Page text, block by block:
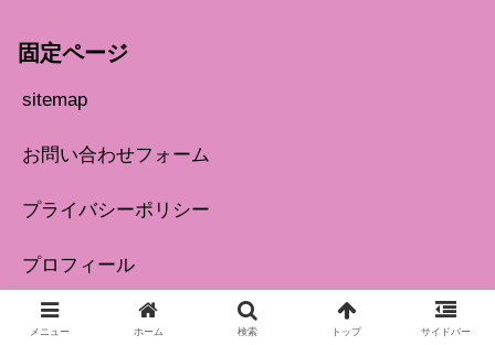
固定ページ
sitemap
お問い合わせフォーム
プライバシーポリシー
プロフィール
当ブログのメディア掲載一覧
メニュー ホーム 検索 トップ サイドバー